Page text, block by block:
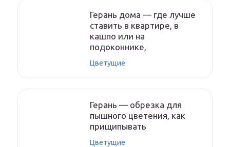
Герань дома — где лучше
ставить в квартире, в
кашпо или на
подоконнике,
Цветущие
Герань — обрезка для
пышного цветения, как
прищипывать
Цветущие